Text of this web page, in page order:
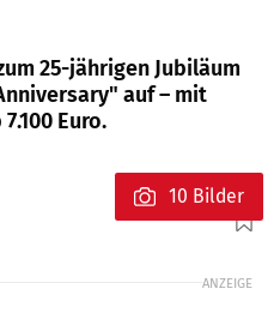
25-jährigen Jubiläum
auf – mit
Euro.
Foto: Piaggio
10 Bilder
ANZEIGE